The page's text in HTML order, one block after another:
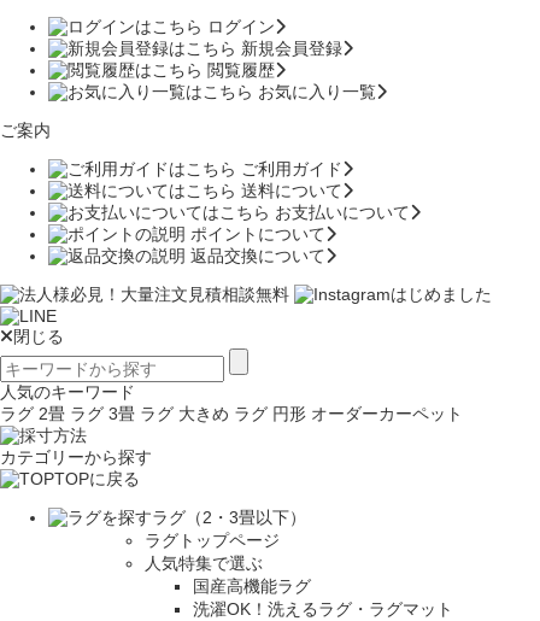
ログイン
新規会員登録
閲覧履歴
お気に入り一覧
ご案内
ご利用ガイド
送料について
お支払いについて
ポイントについて
返品交換について
閉じる
人気のキーワード
ラグ 2畳 ラグ 3畳 ラグ 大きめ ラグ 円形 オーダーカーペット
カテゴリーから探す
TOPに戻る
ラグ（2・3畳以下）
ラグトップページ
人気特集で選ぶ
国産高機能ラグ
洗濯OK！洗えるラグ・ラグマット